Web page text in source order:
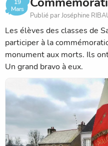
19
Mars
Publié par Joséphine
Les élèves des classes de
participer à la
monument aux morts. Ils
Un grand bravo à eux.